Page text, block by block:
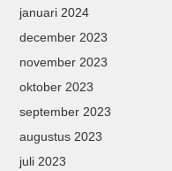
januari 2024
december 2023
november 2023
oktober 2023
september 2023
augustus 2023
juli 2023